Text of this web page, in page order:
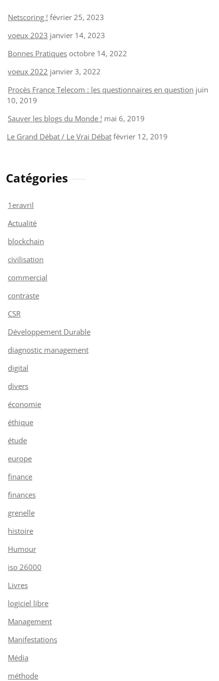
Netscoring ! février 25, 2023
voeux 2023 janvier 14, 2023
Bonnes Pratiques octobre 14, 2022
voeux 2022 janvier 3, 2022
Procès France Telecom : les questionnaires en question juin
10, 2019
Sauver les blogs du Monde ! mai 6, 2019
Le Grand Débat / Le Vrai Débat février 12, 2019
Catégories
1eravril
Actualité
blockchain
civilisation
commercial
contraste
CSR
Développement Durable
diagnostic management
digital
divers
économie
éthique
étude
europe
finance
finances
grenelle
histoire
Humour
iso 26000
Livres
logiciel libre
Management
Manifestations
Média
méthode